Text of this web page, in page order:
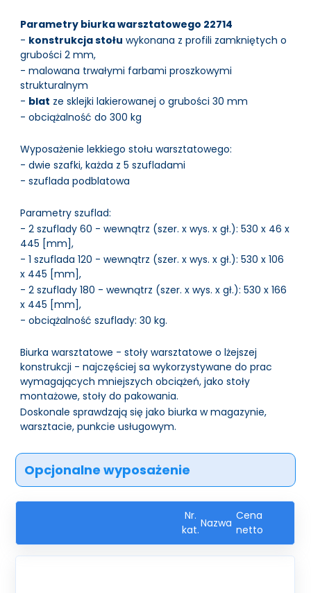
Parametry biurka warsztatowego 22714
- konstrukcja stołu wykonana z profili zamkniętych o
grubości 2 mm,
- malowana trwałymi farbami proszkowymi
strukturalnym
- blat ze sklejki lakierowanej o grubości 30 mm
- obciążalność do 300 kg
Wyposażenie lekkiego stołu warsztatowego:
- dwie szafki, każda z 5 szufladami
- szuflada podblatowa
Parametry szuflad:
- 2 szuflady 60 - wewnątrz (szer. x wys. x gł.): 530 x 46 x
445 [mm],
- 1 szuflada 120 - wewnątrz (szer. x wys. x gł.): 530 x 106
x 445 [mm],
- 2 szuflady 180 - wewnątrz (szer. x wys. x gł.): 530 x 166
x 445 [mm],
- obciążalność szuflady: 30 kg.
Biurka warsztatowe - stoły warsztatowe o lżejszej
konstrukcji - najczęściej sa wykorzystywane do prac
wymagających mniejszych obciążeń, jako stoły
montażowe, stoły do pakowania.
Doskonale sprawdzają się jako biurka w magazynie,
warsztacie, punkcie usługowym.
Opcjonalne wyposażenie
Nr.
kat.
Nazwa
Cena
netto